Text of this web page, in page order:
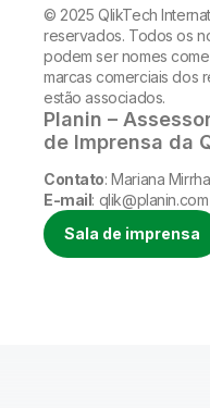
© 2025 QlikTech
reservados. Todos os
podem ser nomes
marcas comerciais dos
estão associados.
Planin –
de Imprensa da
Contato: Mariana
E-mail: qlik@planin.com
Sala de imprensa